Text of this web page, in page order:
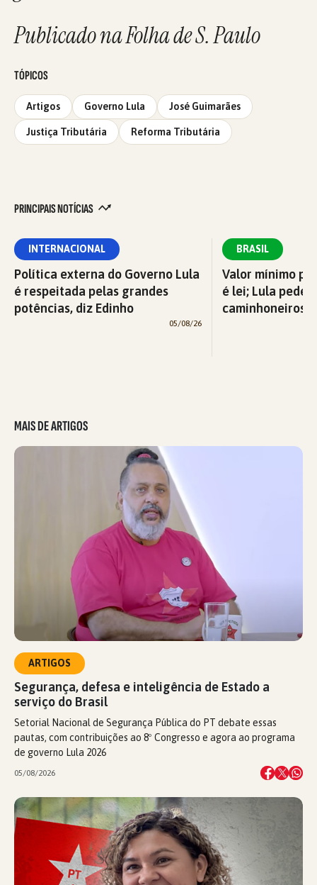
Publicado na Folha de S. Paulo
TÓPICOS
Artigos Governo Lula José Guimarães
Justiça Tributária Reforma Tributária
PRINCIPAIS NOTÍCIAS
INTERNACIONAL
Política externa do Governo Lula
é respeitada pelas grandes
potências, diz Edinho
05/08/26
BRASIL
Valor mínimo
é lei; Lula pede
caminhoneiros
MAIS DE ARTIGOS
ARTIGOS
Segurança, defesa e inteligência de Estado a
serviço do Brasil
Setorial Nacional de Segurança Pública do PT debate essas
pautas, com contribuições ao 8º Congresso e agora ao programa
de governo Lula 2026
05/08/2026